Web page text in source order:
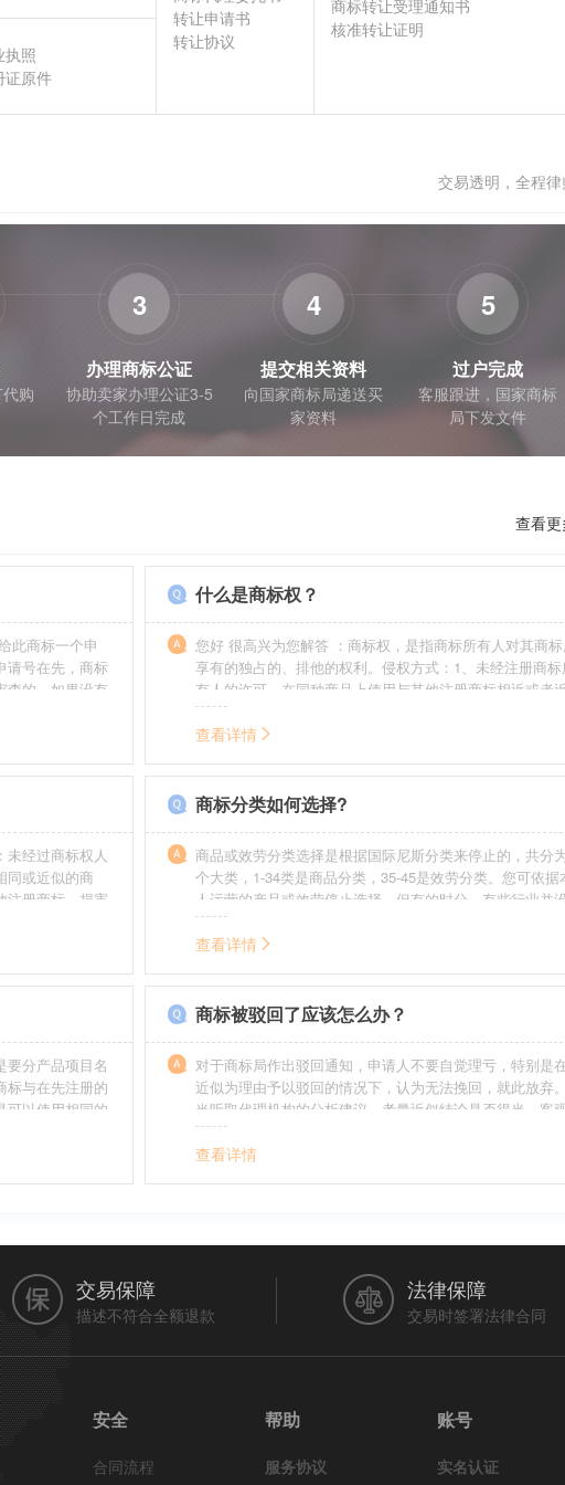
转让申请书
转让协议
商标转让受理通知书
核准转让证明
执照
证原件
交易透明，全程
购
3
办理商标公证
协助卖家办理公证3-5
个工作日完成
4
提交相关资料
向国家商标局递送买
家资料
5
过户完成
客服跟进，国家商标
局下发文件
查看
此商标一个申
请号在先，商标
查的，如果没有
迟也不会提
什么是商标权？
您好 很高兴为您解答 ：商标权，是指商标所有人对其商
享有的独占的、排他的权利。侵权方式：1、未经注册商标
有人的许可，在同种商品上使用与其他注册商标相近或者
的商标。2、销售明知是假冒注册商标的商品。3、伪造、擅
制造他人注册商标标识或者销售伪造、擅自制造的注册商标
给他人注册商标专用权造成其他损害。
查看详情
未经过商标权人
同或近似的商
注册商标，损害
需要承担侵权
。情节严重
商标分类如何选择?
商品或效劳分类选择是根据国际尼斯分类来停止的，共分
个大类，1-34类是商品分类，35-45是效劳分类。您可依据
人运营的产品或效劳停止选择。但有的时分，有些行业并
在分类表中明白列出，而且也无法由一个分类就完整包含进
去，这就呈现了跨类别的状况，对这样的行业要特别留意，
无法全面的停止维护。
查看详情
要分产品项目名
标与在先注册的
可以使用相同的
商标被驳回了应该怎么办？
对于商标局作出驳回通知，申请人不要自觉理亏，特别是
近似为理由予以驳回的情况下，认为无法挽回，就此放弃
当听取代理机构的分析建议，考量近似结论是否得当、客观
最终决定是选择放弃还是进行复审，从而最大限度的维护自
利益（很多商标最后取得成功都是复审争取来的，审查员作
查看详情
交易保障
描述不符合全额退款
法律保障
交易时签署法律合同
安全
合同流程
帮助
服务协议
账号
实名认证